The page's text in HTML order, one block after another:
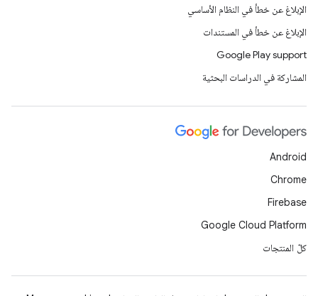
الإبلاغ عن خطأ في النظام الأساسي
الإبلاغ عن خطأ في المستندات
Google Play support
المشاركة في الدراسات البحثية
Android
Chrome
Firebase
Google Cloud Platform
كلّ المنتجات